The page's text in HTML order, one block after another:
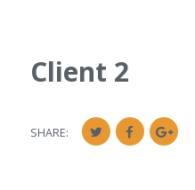
Client 2
SHARE: